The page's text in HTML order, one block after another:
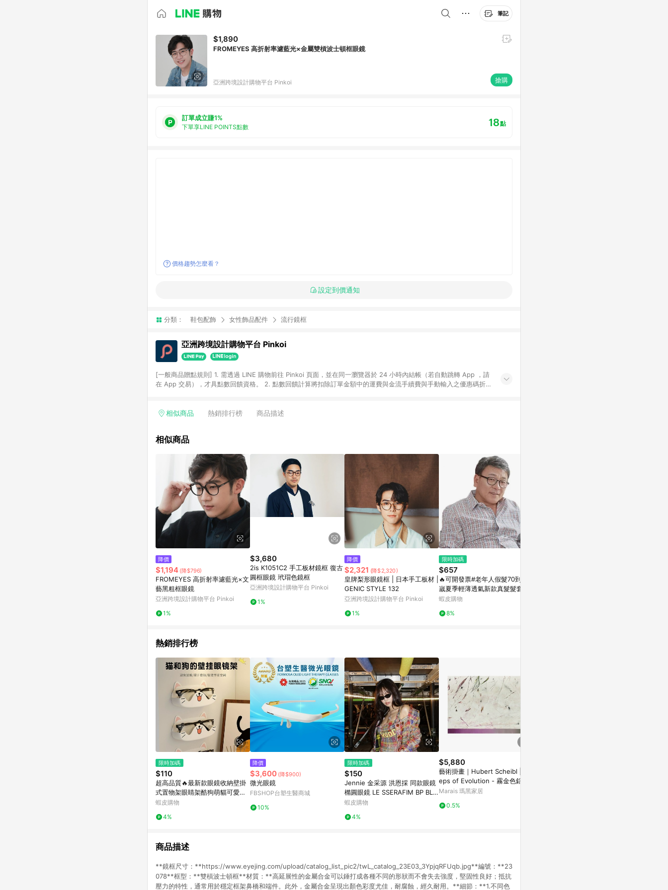
筆記
$1,890
FROMEYES 高折射率濾藍光×金屬雙槓波士頓框眼鏡
亞洲跨境設計購物平台 Pinkoi 搶購
訂單成立賺1%
下單享LINE POINTS點數 18點
價格趨勢怎麼看？
設定到價通知
分類： 鞋包配飾 女性飾品配件 流行鏡框
亞洲跨境設計購物平台 Pinkoi
[一般商品贈點規則] 1. 需透過 LINE 購物前往 Pinkoi 頁面，並在同一瀏覽器於 24 小時內結帳（若自動跳轉 App ，請
在 App 交易），才具點數回饋資格。 2. 點數回饋計算將扣除訂單金額中的運費與金流手續費與手動輸入之優惠碼折
格，部分退款不在此限。 6. APP 請更新至Android v4.6.0 / iOS v4.1.5 以上才具贈點資格。 7. 點數將於出貨後 45 天
使用規則請以點數紅包活動說明為準。 11. 若於 LINE 購物前往 Pinkoi 頁面後才首次下載 Pinkoi APP 並完成訂單，不
相似商品 熱銷排行榜 商品描述
相似商品
降價
$1,194 (降$796)
FROMEYES 高折射率濾藍光×文
藝黑粗框眼鏡
亞洲跨境設計購物平台 Pinkoi
1%
$3,680
2is K1051C2 手工板材鏡框 復古
圓框眼鏡 玳瑁色鏡框
亞洲跨境設計購物平台 Pinkoi
1%
降價
$2,321 (降$2,320)
皇牌梨形眼鏡框 | 日本手工板材 |
GENIC STYLE 132
亞洲跨境設計購物平台 Pinkoi
1%
限時加碼
$657
🔥可開發票#老年人假髮70到80
嵗夏季輕薄透氣新款真髮髮套真
人髮絲花白款假髮#免運
蝦皮購物
8%
熱銷排行榜
限時加碼
$110
超高品質🔥最新款眼鏡收納壁掛
式置物架眼睛架酷狗萌貓可愛眼
鏡框眼睛盒1mjr
蝦皮購物
4%
降價
$3,600 (降$900)
微光眼鏡
FBSHOP台塑生醫商城
10%
限時加碼
$150
Jennie 金采源 洪恩採 同款眼鏡
橢圓眼鏡 LE SSERAFIM BP BLA
CKPINK 女生眼鏡 132
蝦皮購物
4%
$5,880
藝術掛畫｜Hubert Scheibl | St
eps of Evolution - 霧金色鋁框
Marais 瑪黑家居
0.5%
商品描述
**鏡框尺寸：**https://www.eyejing.com/upload/catalog_list_pic2/twL_catalog_23E03_3YpjqRFUqb.jpg**編號：**23
078**框型：**雙槓波士頓框**材質：**高延展性的金屬合金可以錘打成各種不同的形狀而不會失去強度，堅固性良好；抵抗
壓力的特性，通常用於穩定框架鼻橋和端件。此外，金屬合金呈現出顏色彩度尤佳，耐腐蝕，經久耐用。**細節：**1.不同色